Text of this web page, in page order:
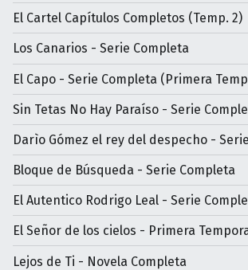
El Cartel Capítulos Completos (Temp. 2)
Los Canarios - Serie Completa
El Capo - Serie Completa (Primera
Sin Tetas No Hay Paraíso - Serie
Darìo Gómez el rey del despecho -
Bloque de Búsqueda - Serie Completa
El Autentico Rodrigo Leal - Serie
El Señor de los cielos - Primera
Lejos de Ti - Novela Completa